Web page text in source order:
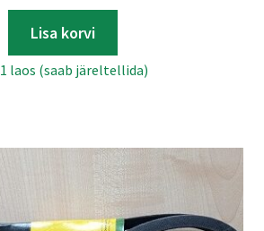
Lisa korvi
1 laos (saab järeltellida)